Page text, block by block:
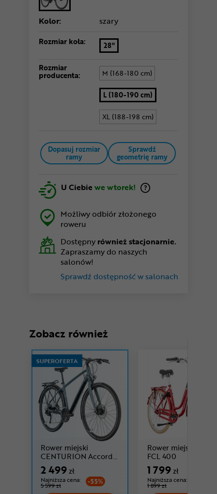
Kolor: szary
Rozmiar koła: 28"
Rozmiar
producenta: M (168-180 cm)
L (180-190 cm)
XL (188-198 cm)
Dopasuj rozmiar
ramy
Sprawdź
geometrię ramy
U Ciebiewe wtorek!
Możliwy odbiór złożonego
roweru
Dostępny również stacjonarnie.
Zapraszamy do naszych
salonów!
Sprawdź dostępność w salonach
Zobacz również
SUPEROFERTA
Rower miejski
CENTURION Accordo
400 EQ
2 499zł
Najniższa cena:
5 599 zł -55%
Rower miejski
FCL 400 Cena: 1 799
1 799zł
Najniższa cena:
1 899 zł